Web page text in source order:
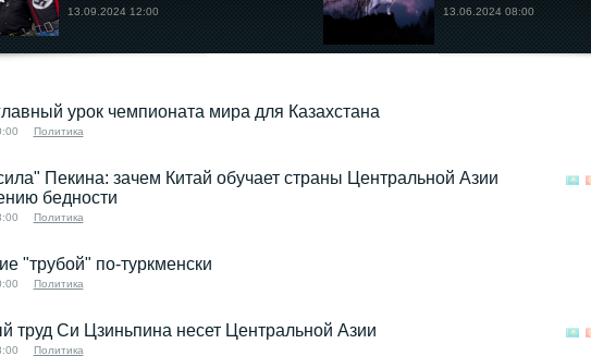
13.09.2024 12:00 13.06.2024 08:00
урок чемпионата мира для Казахстана
Политика
Пекина: зачем Китай обучает страны Центральной Азии
бедности
Политика
"трубой" по-туркменски
Политика
труд Си Цзиньпина несет Центральной Азии
Политика